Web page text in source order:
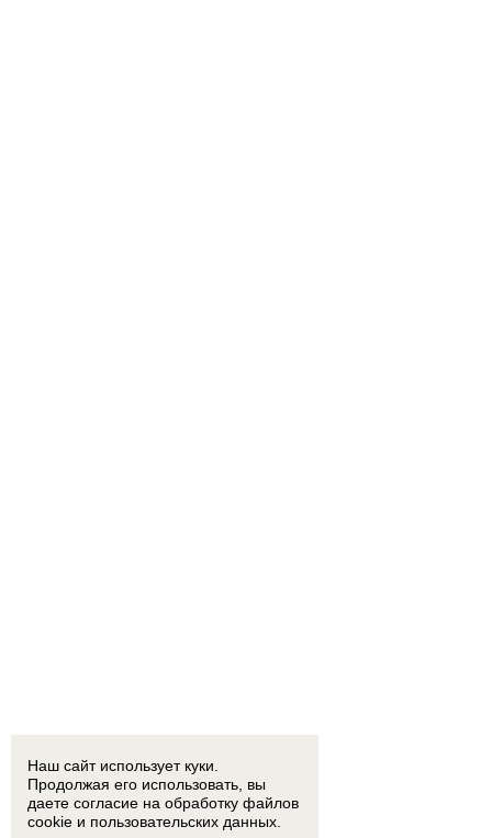
Наш сайт использует куки.
Продолжая его использовать, вы
даете согласие на обработку файлов
cookie и пользовательских данных.